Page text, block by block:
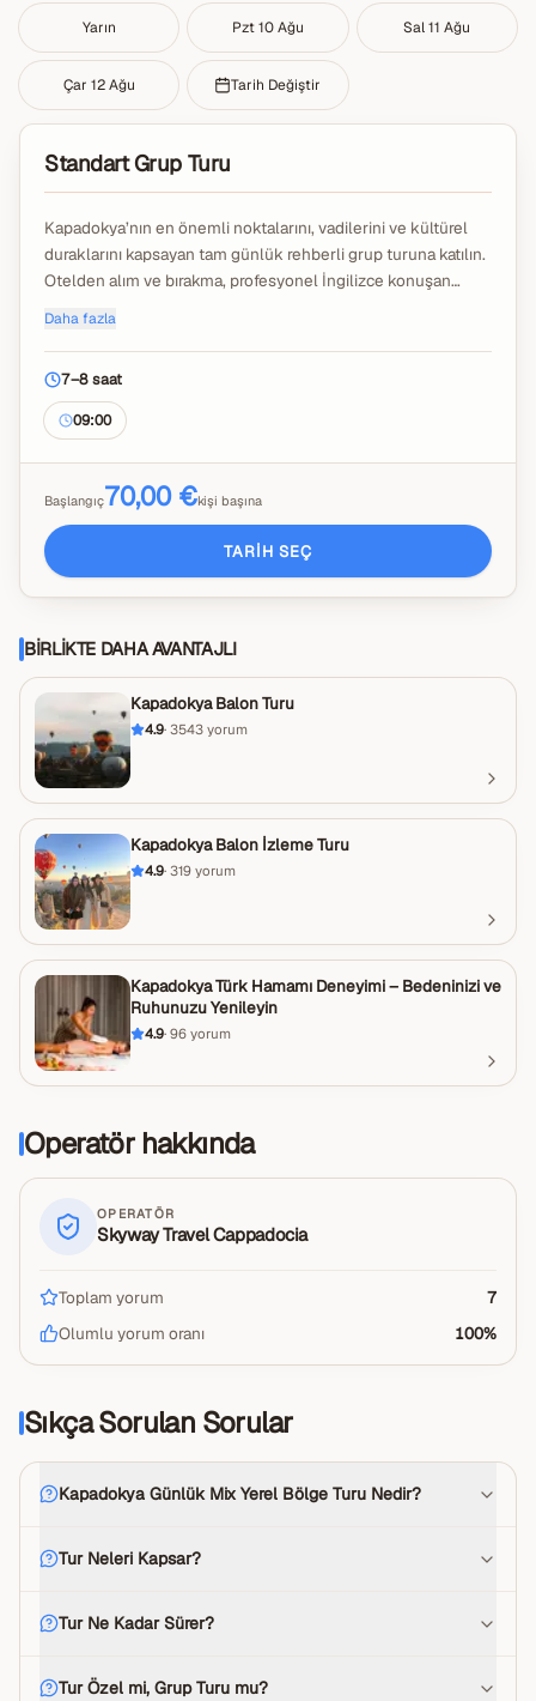
Yarın Pzt 10 Ağu Sal 11 Ağu
Çar 12 Ağu Tarih Değiştir
Standart Grup Turu
Kapadokya’nın en önemli noktalarını, vadilerini ve kültürel
duraklarını kapsayan tam günlük rehberli grup turuna katılın.
Otelden alım ve bırakma, profesyonel İngilizce konuşan
Bölgenin en ikonik yerlerini konforlu ve düzenli bir grup
deneyimiyle keşfedin.
Öğle yemeğindeki içecekler, kişisel harcamalar ve isteğe
bağlı bahşişler dahil değildir.
Daha fazla
7–8 saat
09:00
Başlangıç70,00 €kişi başına
TARIH SEÇ
BIRLIKTE DAHA AVANTAJLI
Kapadokya Balon Turu
4.9· 3543 yorum
Kapadokya Balon İzleme Turu
4.9· 319 yorum
Kapadokya Türk Hamamı Deneyimi – Bedeninizi ve
Ruhunuzu Yenileyin
4.9· 96 yorum
Operatör hakkında
OPERATÖR
Skyway Travel Cappadocia
Toplam yorum
7
Olumlu yorum oranı
100%
Sıkça Sorulan Sorular
Kapadokya Günlük Mix Yerel Bölge Turu Nedir?
Tur Neleri Kapsar?
Tur Ne Kadar Sürer?
Tur Özel mi, Grup Turu mu?